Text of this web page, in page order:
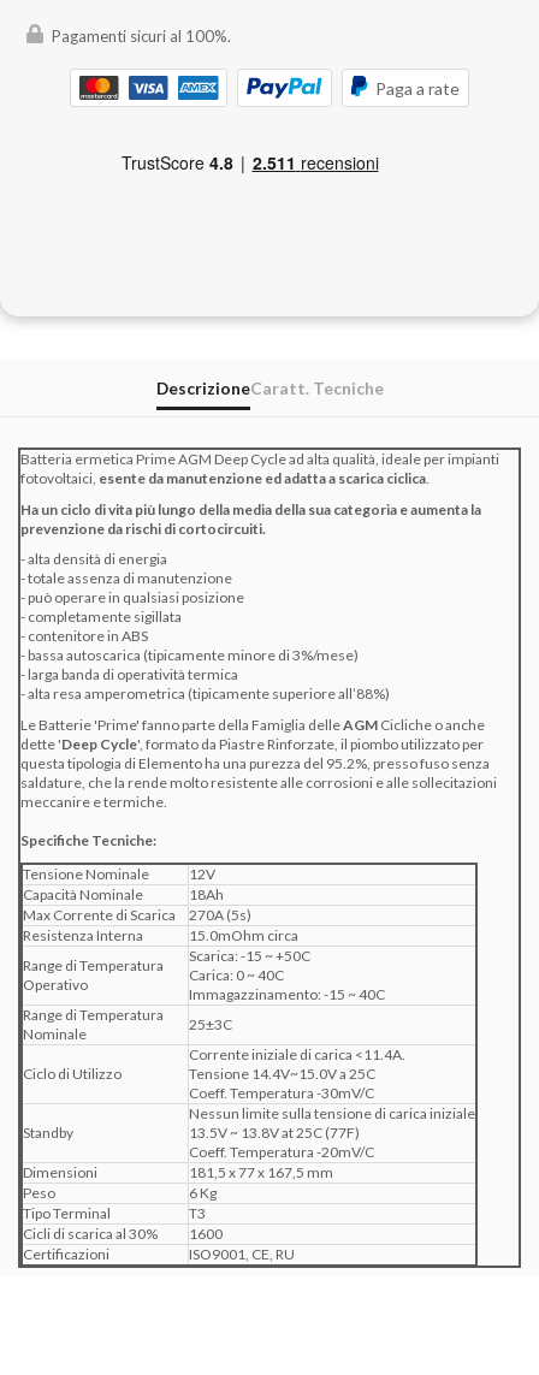
Pagamenti sicuri al 100%.
Paga a rate
DescrizioneCaratt. Tecniche
Batteria ermetica Prime AGM Deep Cycle ad alta qualità, ideale per impianti
fotovoltaici, esente da manutenzione ed adatta a scarica ciclica.
Ha un ciclo di vita più lungo della media della sua categoria e aumenta la
prevenzione da rischi di cortocircuiti.
- alta densità di energia
- totale assenza di manutenzione
- può operare in qualsiasi posizione
- completamente sigillata
- contenitore in ABS
- bassa autoscarica (tipicamente minore di 3%/mese)
- larga banda di operatività termica
- alta resa amperometrica (tipicamente superiore all’88%)
Le Batterie 'Prime' fanno parte della Famiglia delleAGM Cicliche o anche
dette 'Deep Cycle', formato da Piastre Rinforzate, il piombo utilizzato per
questa tipologia di Elemento ha una purezza del 95.2%, presso fuso senza
saldature, che la rende molto resistente alle corrosioni e alle sollecitazioni
meccanire e termiche.
Specifiche Tecniche:
Tensione Nominale
12V
Capacità Nominale
18Ah
Max Corrente di Scarica 270A (5s)
Resistenza Interna
15.0mOhm circa
Range di Temperatura
Operativo
Scarica: -15 ~ +50C
Carica: 0 ~ 40C
Immagazzinamento: -15 ~ 40C
Range di Temperatura
Nominale
25±3C
Ciclo di Utilizzo
Corrente iniziale di carica <11.4A.
Tensione 14.4V~15.0V a 25C
Coeff. Temperatura -30mV/C
Standby
Nessun limite sulla tensione di carica iniziale
13.5V ~ 13.8V at 25C (77F)
Coeff. Temperatura -20mV/C
Dimensioni
181,5 x 77 x 167,5 mm
Peso
6 Kg
Tipo Terminal
T3
Cicli di scarica al 30%
1600
Certificazioni
ISO9001, CE, RU